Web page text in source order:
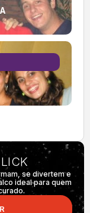
se divertem e
ideal para quem